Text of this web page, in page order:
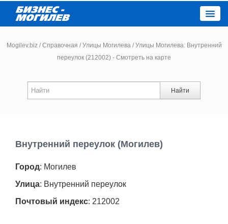
Новости
Афиша
Mogilev.biz / Справочная / Улицы Могилева /Улицы Могилева: Внутренний
переулок (212002) - Смотреть на карте
Найти
Внутренний переулок (Могилев)
Город: Могилев
Улица: Внутренний переулок
Почтовый индекс: 212002